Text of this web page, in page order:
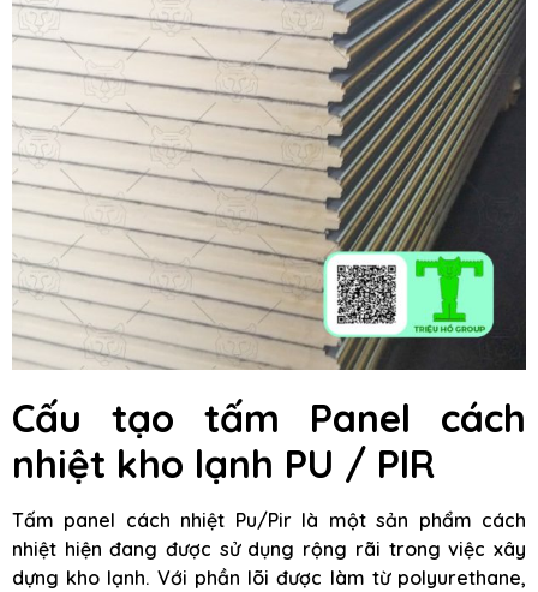
Cấu tạo tấm Panel cách
nhiệt kho lạnh PU / PIR
Tấm panel cách nhiệt Pu/Pir là một sản phẩm cách
nhiệt hiện đang được sử dụng rộng rãi trong việc xây
dựng kho lạnh. Với phần lõi được làm từ polyurethane,